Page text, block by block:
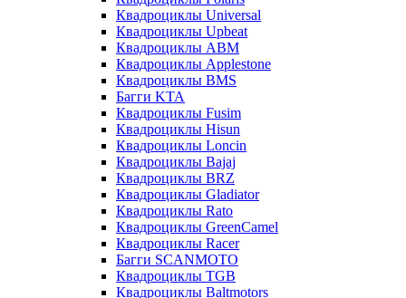
Квадроциклы Universal
Квадроциклы Upbeat
Квадроциклы ABM
Квадроциклы Applestone
Квадроциклы BMS
Багги KTA
Квадроциклы Fusim
Квадроциклы Hisun
Квадроциклы Loncin
Квадроциклы Bajaj
Квадроциклы BRZ
Квадроциклы Gladiator
Квадроциклы Rato
Квадроциклы GreenCamel
Квадроциклы Racer
Багги SCANMOTO
Квадроциклы TGB
Квадроциклы Baltmotors